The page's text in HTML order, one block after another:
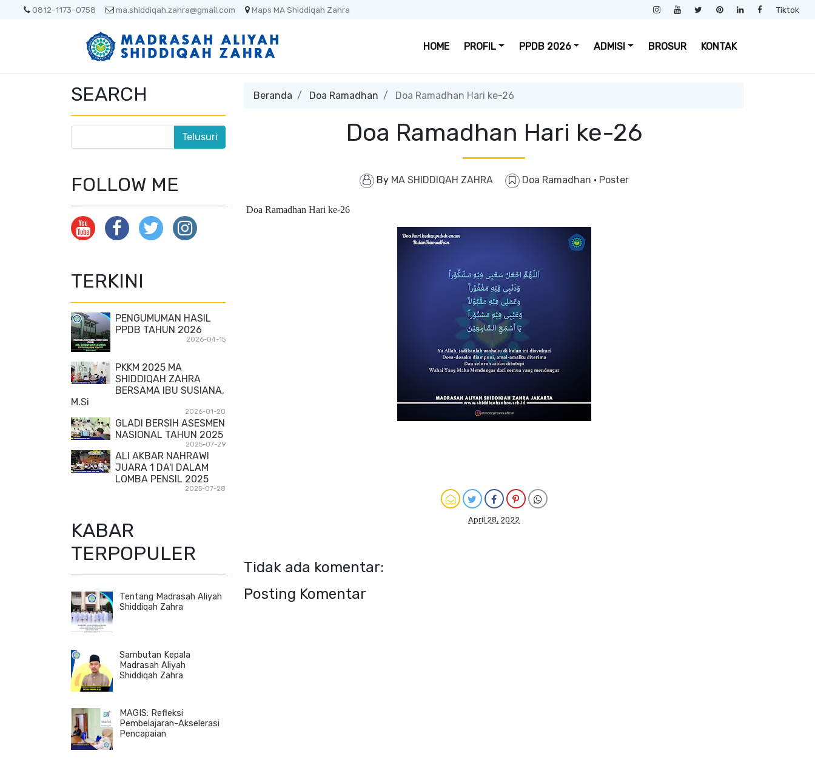
0812-1173-0758 ma.shiddiqah.zahra@gmail.com Maps MA Shiddiqah Zahra Tiktok
HOME PROFIL PPDB 2026 ADMISI BROSUR KONTAK
Beranda Doa Ramadhan Doa Ramadhan Hari ke-26
Doa Ramadhan Hari ke-26
By MA SHIDDIQAH ZAHRA Doa Ramadhan · Poster
Doa Ramadhan Hari ke-26
April 28, 2022
Tidak ada komentar:
Posting Komentar
SEARCH
FOLLOW ME
TERKINI
PENGUMUMAN HASIL
PPDB TAHUN 2026
2026-04-15
PKKM 2025 MA
SHIDDIQAH ZAHRA
BERSAMA IBU SUSIANA,
M.Si
2026-01-20
GLADI BERSIH ASESMEN
NASIONAL TAHUN 2025
2025-07-29
ALI AKBAR NAHRAWI
JUARA 1 DA'I DALAM
LOMBA PENSIL 2025
2025-07-28
KABAR
TERPOPULER
Tentang Madrasah Aliyah
Shiddiqah Zahra
Sambutan Kepala
Madrasah Aliyah
Shiddiqah Zahra
MAGIS: Refleksi
Pembelajaran-Akselerasi
Pencapaian